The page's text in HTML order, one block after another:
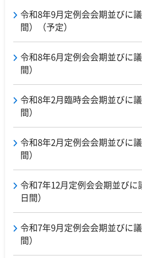
令和8年9月定例会会期並びに
間）（予定）
令和8年6月定例会会期並びに
間）
令和8年2月臨時会会期並びに
間）
令和8年2月定例会会期並びに
間）
令和7年12月定例会会期並びに
日間）
令和7年9月定例会会期並びに
間）